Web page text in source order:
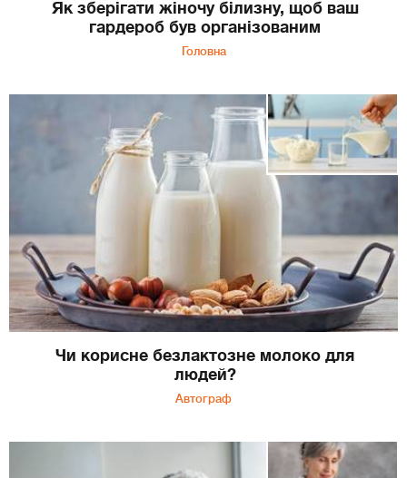
Як зберігати жіночу білизну, щоб ваш
гардероб був організованим
Головна
Чи корисне безлактозне молоко для
людей?
Автограф